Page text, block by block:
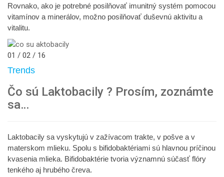
Rovnako, ako je potrebné posilňovať imunitný systém pomocou
vitamínov a minerálov, možno posilňovať duševnú aktivitu a
vitalitu.
01 / 02 / 16
Trends
Čo sú Laktobacily ? Prosím, zoznámte
sa…
Laktobacily sa vyskytujú v zažívacom trakte, v pošve a v
materskom mlieku. Spolu s bifidobaktériami sú hlavnou príčinou
kvasenia mlieka. Bifidobaktérie tvoria významnú súčasť flóry
tenkého aj hrubého čreva.